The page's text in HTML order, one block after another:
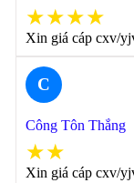
★★★★
Xin giá cáp cxv/
C
Công Tôn Thắng
★★
Xin giá cáp cxv/